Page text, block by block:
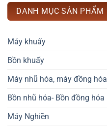
DANH MỤC SẢN PHẨM
Máy khuấy
Bồn khuấy
Máy nhũ hóa, máy đồng hóa
Bồn nhũ hóa- Bồn đồng hóa
Máy Nghiền